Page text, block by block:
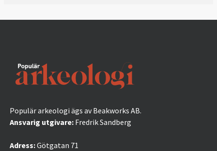
Populär arkeologi ägs av Beakworks AB.
Ansvarig utgivare: Fredrik Sandberg
Adress:Götgatan 71